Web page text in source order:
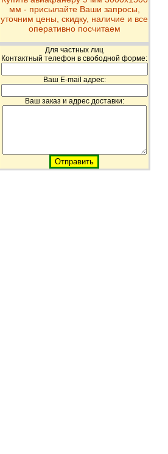
мм - присылайте Ваши запросы,
уточним цены, скидку, наличие и все
оперативно посчитаем
Для частных лиц
Контактный телефон в свободной форме:
Ваш E-mail адрес:
Ваш заказ и адрес доставки: